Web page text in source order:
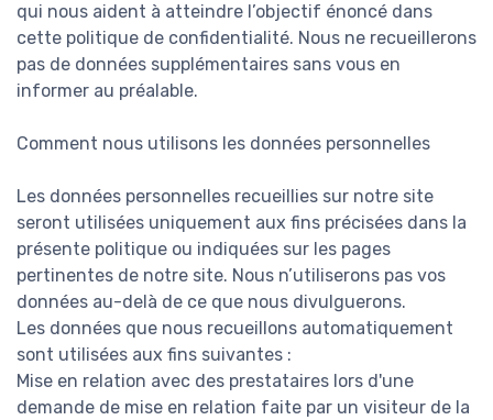
qui nous aident à atteindre l’objectif énoncé dans
cette politique de confidentialité. Nous ne recueillerons
pas de données supplémentaires sans vous en
informer au préalable.
Comment nous utilisons les données personnelles
Les données personnelles recueillies sur notre site
seront utilisées uniquement aux fins précisées dans la
présente politique ou indiquées sur les pages
pertinentes de notre site. Nous n’utiliserons pas vos
données au-delà de ce que nous divulguerons.
Les données que nous recueillons automatiquement
sont utilisées aux fins suivantes :
Mise en relation avec des prestataires lors d'une
demande de mise en relation faite par un visiteur de la